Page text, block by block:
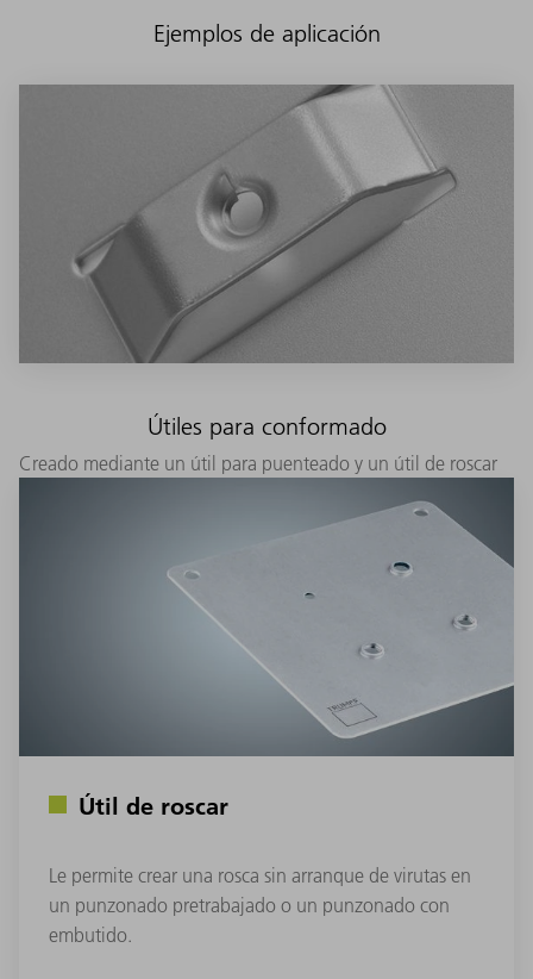
Ejemplos de aplicación
Creado mediante un útil para puenteado y un útil de roscar
Útiles para conformado
Útil de roscar
Le permite crear una rosca sin arranque de virutas en
un punzonado pretrabajado o un punzonado con
embutido.